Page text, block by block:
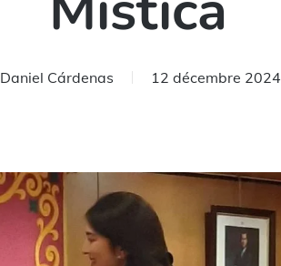
Daniel Cárdenas 12 décembre 2024